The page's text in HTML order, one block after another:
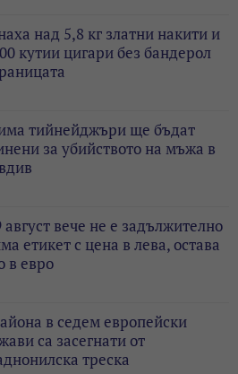
над 5,8 кг златни накити и
кутии цигари без бандерол
тийнейджъри ще бъдат
за убийството на мъжа в
август вече не е задължително
етикет с цена в лева, остава
в евро
в седем европейски
са засегнати от
треска